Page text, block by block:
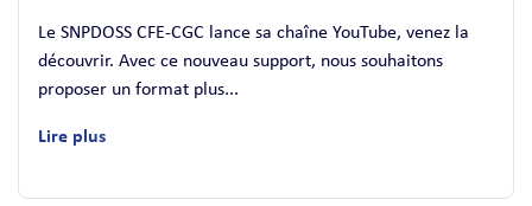
Le SNPDOSS CFE-CGC lance sa chaîne YouTube, venez la
découvrir. Avec ce nouveau support, nous souhaitons
proposer un format plus...
Lire plus